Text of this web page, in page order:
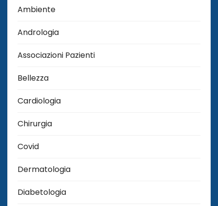
Ambiente
Andrologia
Associazioni Pazienti
Bellezza
Cardiologia
Chirurgia
Covid
Dermatologia
Diabetologia